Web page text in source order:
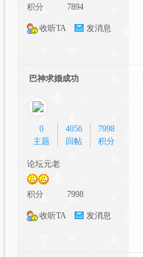
C
积分 7894
收听TA 发消息
巴神求婚成功
0
主题
4056
回帖
7998
积分
论坛元老
积分 7998
收听TA 发消息